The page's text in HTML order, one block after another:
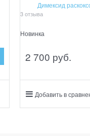
Димексид
3 отзыва
Новинка
2 700 руб.
Добавить в